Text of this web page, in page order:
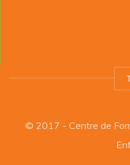
© 2017 - Centre de